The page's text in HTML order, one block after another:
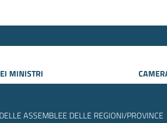
MINISTRI
ASSEMBLEE DELLE REGIONI/PROVINCE